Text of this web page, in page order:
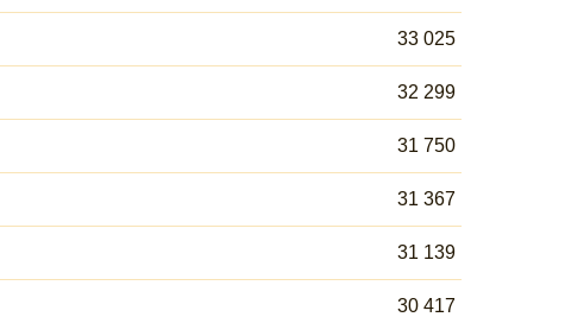
33 025
32 299
31 750
31 367
31 139
30 417